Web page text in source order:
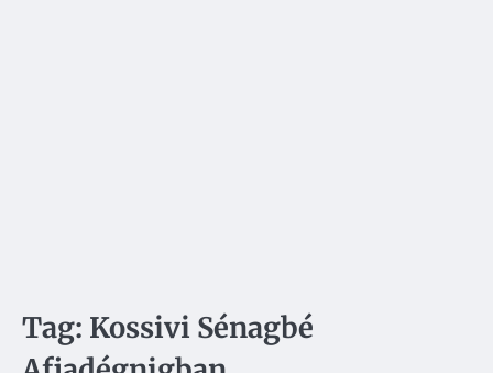
Tag: Kossivi Sénagbé